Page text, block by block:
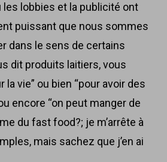
les lobbies et la publicité ont
puissant que nous sommes
dans le sens de certains
dit produits laitiers, vous
la vie” ou bien “pour avoir des
encore “on peut manger de
du fast food?; je m’arrête à
mais sachez que j’en ai